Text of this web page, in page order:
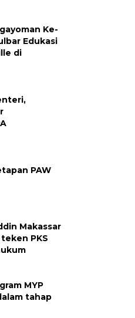
Ke-
Edukasi
di
PAW
Makassar
PKS
MYP
tahap